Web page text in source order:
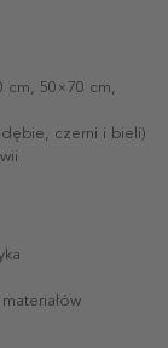
cm, 50×70 cm,
czerni i bieli)